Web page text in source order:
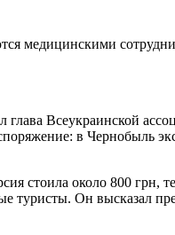
медицинскими
Всеукраинской
в Чернобыль
стоила около 800 грн,
туристы. Он высказал